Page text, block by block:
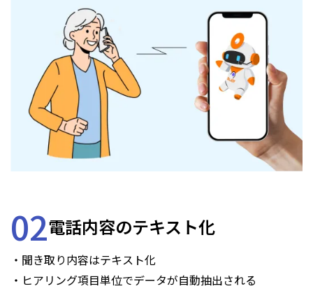
02電話内容のテキスト化
・聞き取り内容はテキスト化
・ヒアリング項目単位でデータが自動抽出される